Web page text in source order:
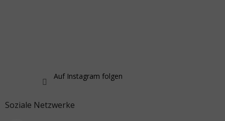
Auf Instagram folgen
Soziale Netzwerke